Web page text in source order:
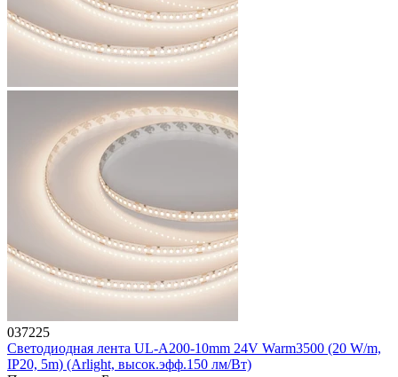
037225
Светодиодная лента UL-A200-10mm 24V Warm3500 (20 W/m,
IP20, 5m) (Arlight, высок.эфф.150 лм/Вт)